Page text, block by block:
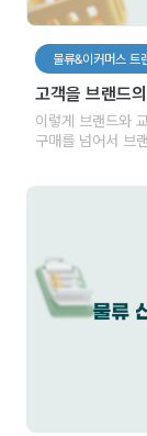
물류&이커머스 트
고객을 브랜드
이렇게 브랜드와
구매를 넘어서 브